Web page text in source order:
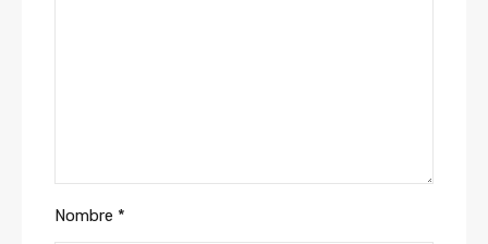
Nombre *